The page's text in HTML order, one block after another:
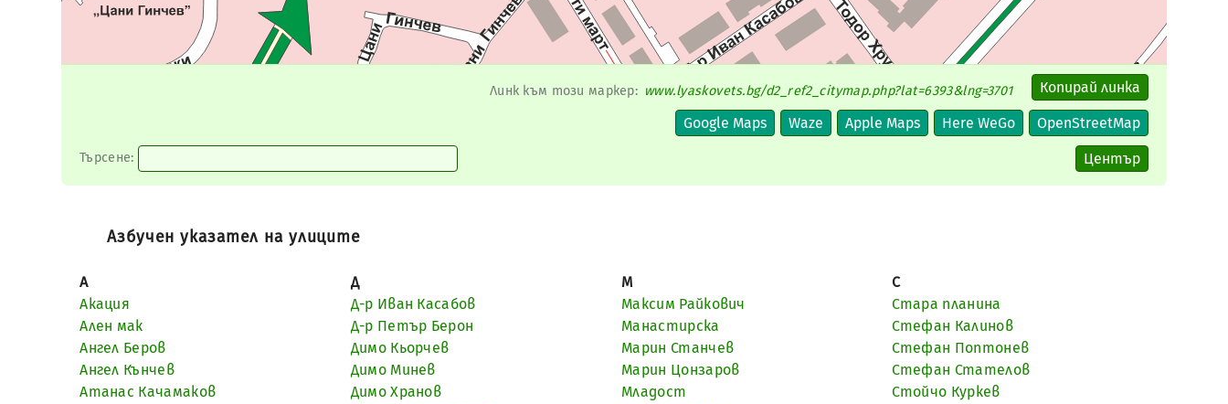
Линк към този маркер: www.lyaskovets.bg/d2_ref2_citymap.php?lat=6393&lng=3701
Търсене:
Азбучен указател на улиците
А
Акация
Ален мак
Ангел Беров
Ангел Кънчев
Атанас Качамаков
Д
Д-р Иван Касабов
Д-р Петър Берон
Димо Кьорчев
Димо Минев
Димо Хранов
М
Максим Райкович
Манастирска
Марин Станчев
Марин Цонзаров
Младост
С
Стара планина
Стефан Калинов
Стефан Поптонев
Стефан Стателов
Стойчо Куркев